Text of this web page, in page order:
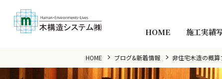
HOME 施工実績
HOME ブログ&新着情報 非住宅木造の概